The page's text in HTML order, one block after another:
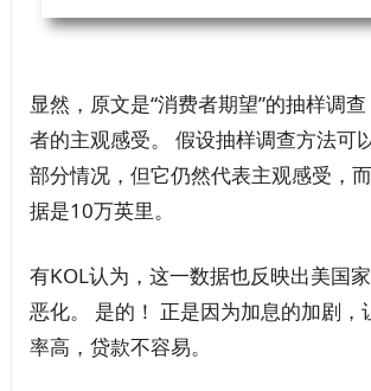
显然，原文是“消费者期望”的抽样调
者的主观感受。 假设抽样调查方法可
部分情况，但它仍然代表主观感受，
据是10万英里。
有KOL认为，这一数据也反映出美国
恶化。 是的！ 正是因为加息的加剧，
率高，贷款不容易。